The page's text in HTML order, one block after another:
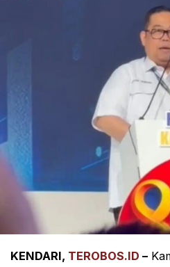
KENDARI, TEROBOS.ID –